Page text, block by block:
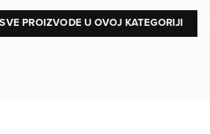
138,00 €
PROIZVODE U OVOJ KATEGORIJI